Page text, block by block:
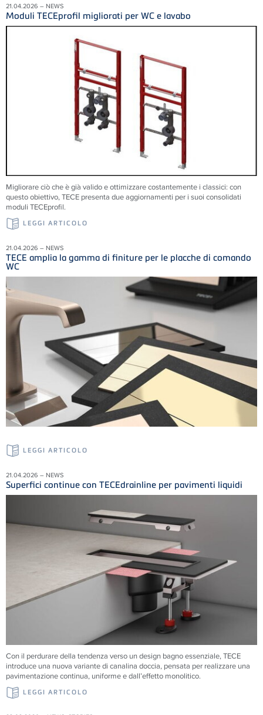
21.04.2026 – NEWS
Moduli TECEprofil migliorati per WC e lavabo
Migliorare ciò che è già valido e ottimizzare costantemente i classici: con
questo obiettivo, TECE presenta due aggiornamenti per i suoi consolidati
moduli TECEprofil.
LEGGI ARTICOLO
21.04.2026 – NEWS
TECE amplia la gamma di finiture per le placche di comando
WC
LEGGI ARTICOLO
21.04.2026 – NEWS
Superfici continue con TECEdrainline per pavimenti liquidi
Con il perdurare della tendenza verso un design bagno essenziale, TECE
introduce una nuova variante di canalina doccia, pensata per realizzare una
pavimentazione continua, uniforme e dall’effetto monolitico.
LEGGI ARTICOLO